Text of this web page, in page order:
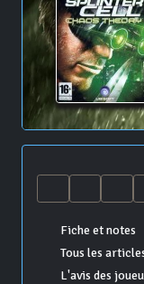
Fiche et notes
Tous les
L'avis des